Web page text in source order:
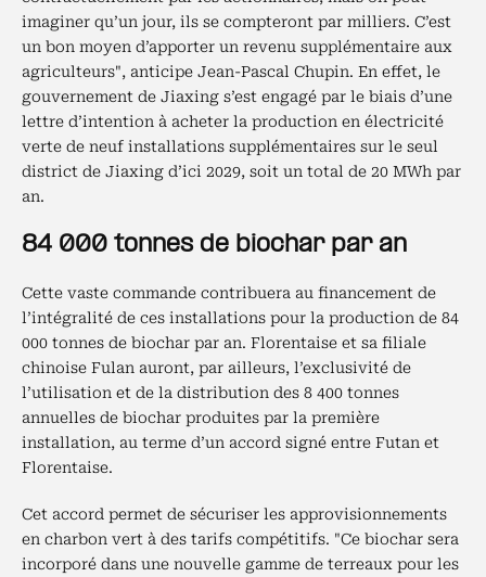
imaginer qu’un jour, ils se compteront par milliers. C’est
un bon moyen d’apporter un revenu supplémentaire aux
agriculteurs", anticipe Jean-Pascal Chupin. En effet, le
gouvernement de Jiaxing s’est engagé par le biais d’une
lettre d’intention à acheter la production en électricité
verte de neuf installations supplémentaires sur le seul
district de Jiaxing d’ici 2029, soit un total de 20 MWh par
an.
84 000 tonnes de biochar par an
Cette vaste commande contribuera au financement de
l’intégralité de ces installations pour la production de 84
000 tonnes de biochar par an. Florentaise et sa filiale
chinoise Fulan auront, par ailleurs, l’exclusivité de
l’utilisation et de la distribution des 8 400 tonnes
annuelles de biochar produites par la première
installation, au terme d’un accord signé entre Futan et
Florentaise.
Cet accord permet de sécuriser les approvisionnements
en charbon vert à des tarifs compétitifs. "Ce biochar sera
incorporé dans une nouvelle gamme de terreaux pour les